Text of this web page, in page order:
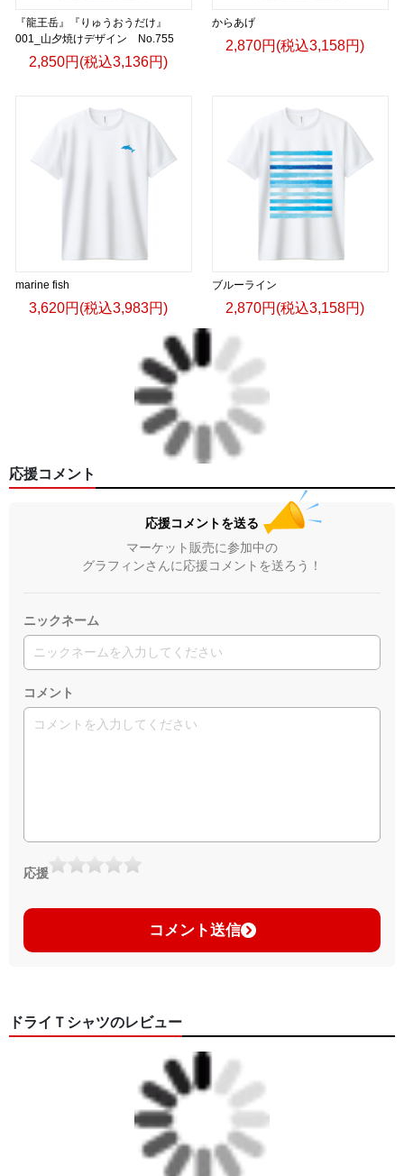
『龍王岳』『りゅうおうだけ』
001_山夕焼けデザイン No.755
2,850円(税込3,136円)
からあげ
2,870円(税込3,158円)
marine fish
3,620円(税込3,983円)
ブルーライン
2,870円(税込3,158円)
応援コメント
応援コメントを送る
マーケット販売に参加中の
グラフィンさんに応援コメントを送ろう！
ニックネーム
コメント
応援
コメント送信
ドライＴシャツのレビュー